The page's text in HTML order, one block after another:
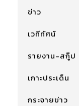
ข่าว
เวทีทัศน์
รายงาน-สกู๊ป
เกาะประเด็น
กระจายข่าว